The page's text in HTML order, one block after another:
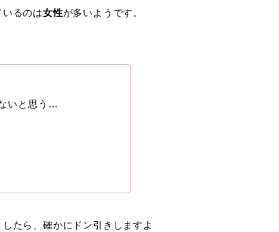
るのは女性が多いようです。
いと思う…
たら、確かにドン引きしますよ